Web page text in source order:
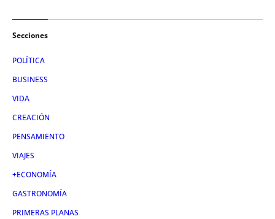
Secciones
POLÍTICA
BUSINESS
VIDA
CREACIÓN
PENSAMIENTO
VIAJES
+ECONOMÍA
GASTRONOMÍA
PRIMERAS PLANAS